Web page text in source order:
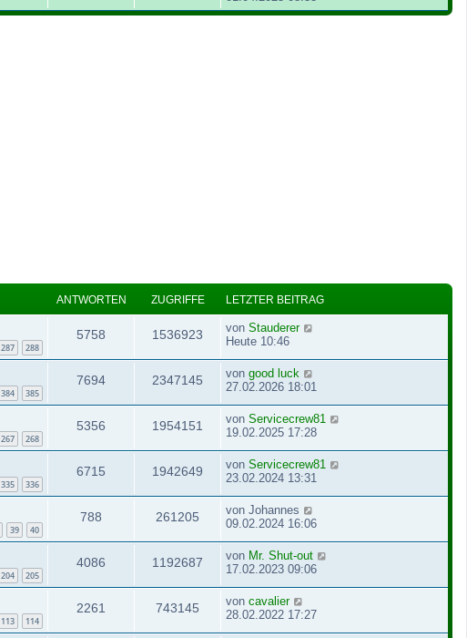
ANTWORTEN ZUGRIFFE LETZTER BEITRAG
287 288
5758 1536923 von Stauderer
Heute 10:46
384 385
7694 2347145 von good luck
27.02.2026 18:01
267 268
5356 1954151 von Servicecrew81
19.02.2025 17:28
335 336
6715 1942649 von Servicecrew81
23.02.2024 13:31
39 40
788 261205 von Johannes
09.02.2024 16:06
204 205
4086 1192687 von Mr. Shut-out
17.02.2023 09:06
113 114
2261 743145 von cavalier
28.02.2022 17:27